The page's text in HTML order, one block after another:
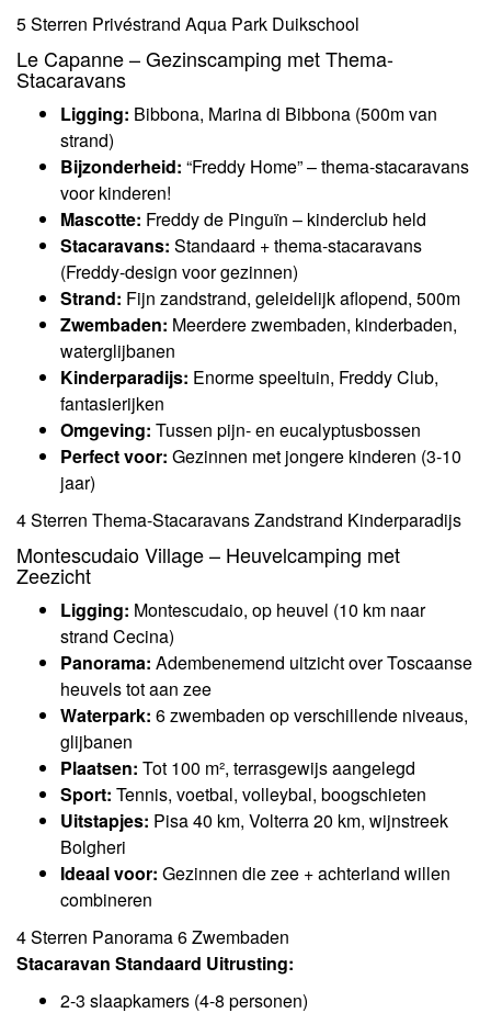
5 Sterren Privéstrand Aqua Park Duikschool
Le Capanne – Gezinscamping met Thema-
Stacaravans
Ligging: Bibbona, Marina di Bibbona (500m van
strand)
Bijzonderheid: “Freddy Home” – thema-stacaravans
voor kinderen!
Mascotte: Freddy de Pinguïn – kinderclub held
Stacaravans: Standaard + thema-stacaravans
(Freddy-design voor gezinnen)
Strand: Fijn zandstrand, geleidelijk aflopend, 500m
Zwembaden: Meerdere zwembaden, kinderbaden,
waterglijbanen
Kinderparadijs: Enorme speeltuin, Freddy Club,
fantasierijken
Omgeving: Tussen pijn- en eucalyptusbossen
Perfect voor: Gezinnen met jongere kinderen (3-10
jaar)
4 Sterren Thema-StacaravansZandstrand Kinderparadijs
Montescudaio Village – Heuvelcamping met
Zeezicht
Ligging: Montescudaio, op heuvel (10 km naar
strand Cecina)
Panorama: Adembenemend uitzicht over Toscaanse
heuvels tot aan zee
Waterpark: 6 zwembaden op verschillende niveaus,
glijbanen
Plaatsen: Tot 100 m², terrasgewijs aangelegd
Sport: Tennis, voetbal, volleybal, boogschieten
Uitstapjes: Pisa 40 km, Volterra 20 km, wijnstreek
Bolgheri
Ideaal voor: Gezinnen die zee + achterland willen
combineren
4 Sterren Panorama6 Zwembaden
Stacaravan Standaard Uitrusting:
2-3 slaapkamers (4-8 personen)